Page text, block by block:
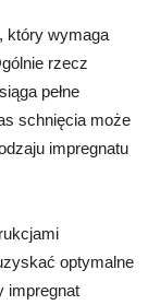
który wymaga
rzecz
pełne
schnięcia może
impregnatu
optymalne
impregnat